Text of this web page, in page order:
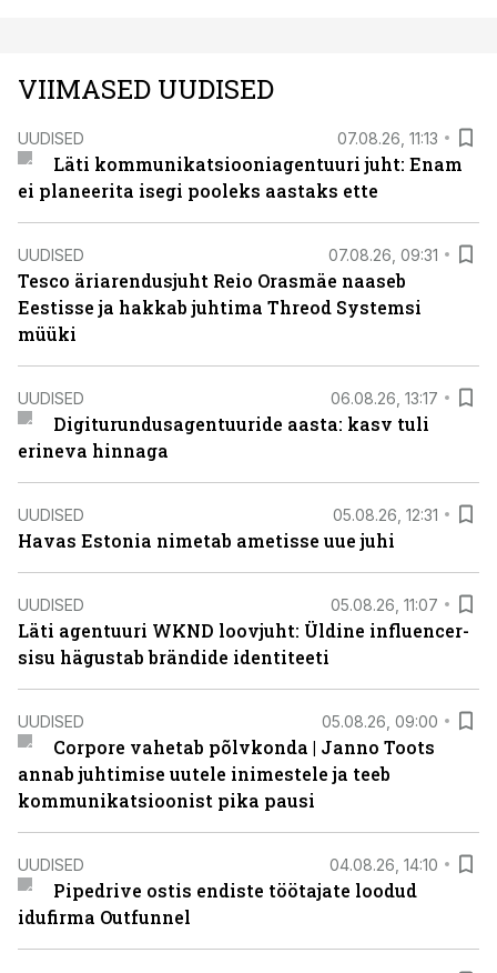
VIIMASED UUDISED
UUDISED 07.08.26, 11:13
Läti kommunikatsiooniagentuuri juht: Enam
ei planeerita isegi pooleks aastaks ette
UUDISED 07.08.26, 09:31
Tesco äriarendusjuht Reio Orasmäe naaseb
Eestisse ja hakkab juhtima Threod Systemsi
müüki
UUDISED 06.08.26, 13:17
Digiturundusagentuuride aasta: kasv tuli
erineva hinnaga
UUDISED 05.08.26, 12:31
Havas Estonia nimetab ametisse uue juhi
UUDISED 05.08.26, 11:07
Läti agentuuri WKND loovjuht: Üldine influencer-
sisu hägustab brändide identiteeti
UUDISED 05.08.26, 09:00
Corpore vahetab põlvkonda | Janno Toots
annab juhtimise uutele inimestele ja teeb
kommunikatsioonist pika pausi
UUDISED 04.08.26, 14:10
Pipedrive ostis endiste töötajate loodud
idufirma Outfunnel